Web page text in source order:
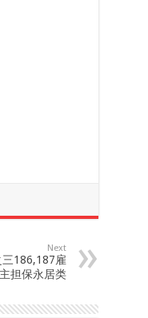
Next
186,187雇
主担保永居类